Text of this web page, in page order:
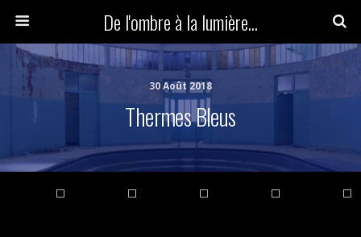
De l'ombre à la lumière...
30 Août 2018
Thermes Bleus